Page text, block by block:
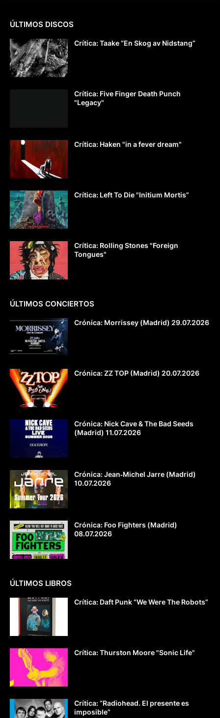
ÚLTIMOS DISCOS
Crítica: Taake “En Skog av Nidstang”
Crítica: Five Finger Death Punch
"Legacy"
Crítica: Haken "in a fever dream"
Crítica: Left To Die "Initium Mortis”
Crítica: Rolling Stones "Foreign
Tongues"
ÚLTIMOS CONCIERTOS
Crónica: Morrissey (Madrid) 29.07.2026
Crónica: ZZ TOP (Madrid) 20.07.2026
Crónica: Nick Cave & The Bad Seeds
(Madrid) 11.07.2026
Crónica: Jean‐Michel Jarre (Madrid)
10.07.2026
Crónica: Foo Fighters (Madrid)
08.07.2026
ÚLTIMOS LIBROS
Crítica: Daft Punk “We Were The Robots”
Crítica: Thurston Moore "Sonic Life"
Crítica: “Radiohead. El presente es
imposible”